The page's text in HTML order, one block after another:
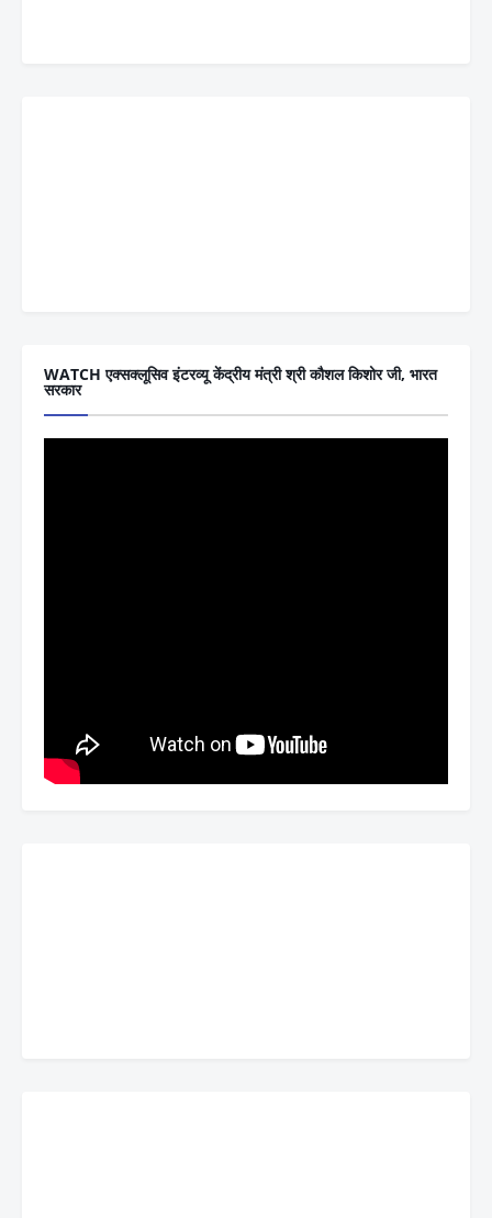
WATCH एक्सक्लूसिव इंटरव्यू केंद्रीय मंत्री श्री कौशल किशोर जी, भारत
सरकार